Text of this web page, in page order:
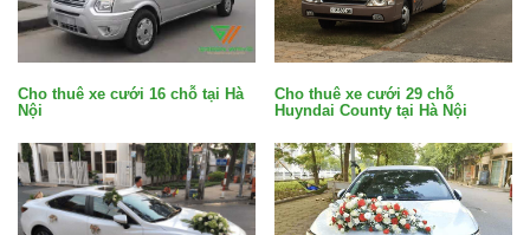
Cho thuê xe cưới 16 chỗ tại Hà
Nội
Cho thuê xe cưới 29 chỗ
Huyndai County tại Hà Nội